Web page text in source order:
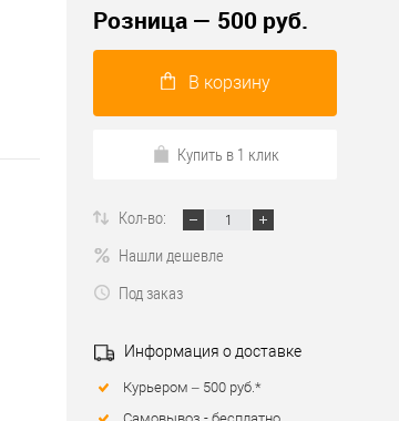
Розница — 500 руб.
В корзину
Купить в 1 клик
Кол-во:
Нашли дешевле
Под заказ
Информация о доставке
Курьером – 500 руб.*